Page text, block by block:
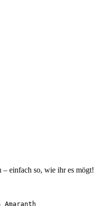
einfach so, wie ihr es mögt!